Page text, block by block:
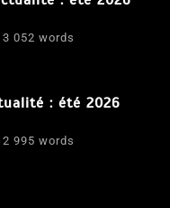
3 052 words
: été 2026
2 995 words